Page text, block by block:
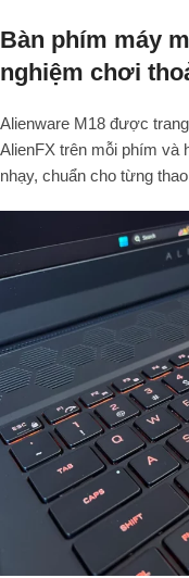
Bàn phím máy
nghiệm chơi
Alienware M18 được
AlienFX trên mỗi phím và
nhạy, chuẩn cho từng